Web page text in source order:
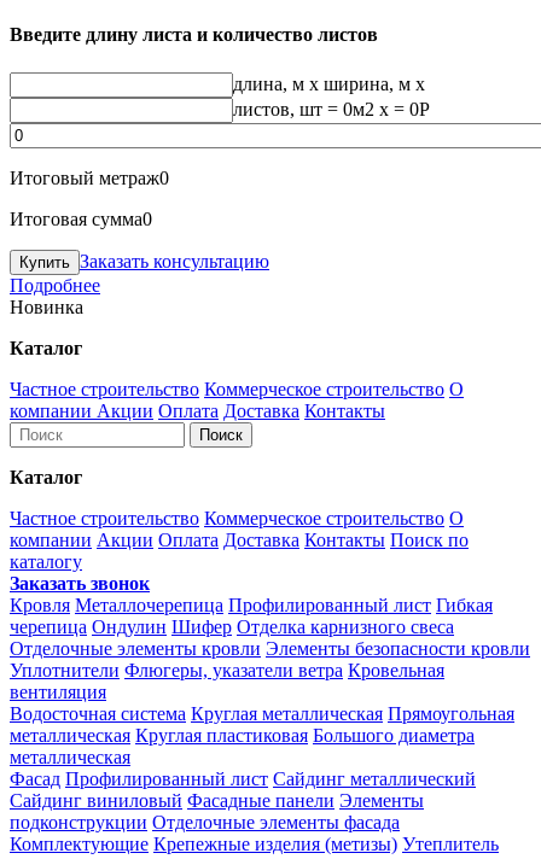
Введите длину листа и количество листов
длина, м x ширина, м x
листов, шт = 0м2 x = 0Р
Итоговый метраж0
Итоговая сумма0
Заказать консультацию
Подробнее
Новинка
Каталог
Частное строительство Коммерческое строительство О
компании Акции Оплата Доставка Контакты
Каталог
Частное строительство Коммерческое строительство О
компании Акции Оплата Доставка Контакты Поиск по
каталогу
Заказать звонок
Кровля Металлочерепица Профилированный лист Гибкая
черепица Ондулин Шифер Отделка карнизного свеса
Отделочные элементы кровли Элементы безопасности кровли
Уплотнители Флюгеры, указатели ветра Кровельная
вентиляция
Водосточная система Круглая металлическая Прямоугольная
металлическая Круглая пластиковая Большого диаметра
металлическая
Фасад Профилированный лист Сайдинг металлический
Сайдинг виниловый Фасадные панели Элементы
подконструкции Отделочные элементы фасада
Комплектующие Крепежные изделия (метизы) Утеплитель